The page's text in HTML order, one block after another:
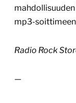
mp3-
Radio Rock
—